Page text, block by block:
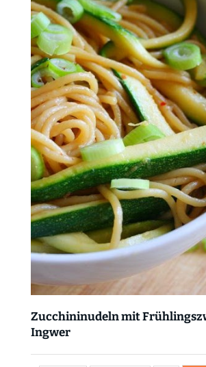
Zucchininudeln mit
Ingwer